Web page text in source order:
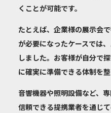
くことが可能です。
たとえば、企業様の展示会
が必要になったケースでは
しました。お客様が自分で
に確実に準備できる体制を整
音響機器や照明設備など、
信頼できる提携業者を通じ